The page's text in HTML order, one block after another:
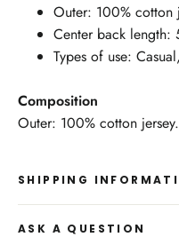
Outer: 100% cotton
Center back length:
Types of use:
Composition
Outer: 100% cotton jersey.
SHIPPING
ASK A QUESTION